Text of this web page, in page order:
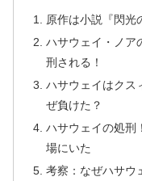
原作は小説『閃光
ハサウェイ・ノア
刑される！
ハサウェイはクス
ぜ負けた？
ハサウェイの処刑
場にいた
考察：なぜハサウ